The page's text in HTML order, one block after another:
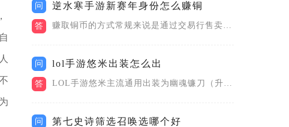
问 逆水寒手游新赛年身份怎么赚铜
答 赚取铜币的方式常规来说是通过交易行售卖铜币交易的商品，主要通...
问 lol手游悠米出装怎么出
答 LOL手游悠米主流通用出装为幽魂镰刀（升级极冰碎片）、明朗之...
问 第七史诗筛选召唤选哪个好